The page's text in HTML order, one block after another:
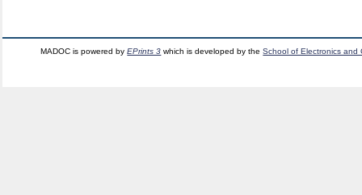
MADOC is powered byEPrints 3 which is developed by theSchool of Electronics and